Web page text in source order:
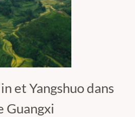
et Yangshuo dans
Guangxi